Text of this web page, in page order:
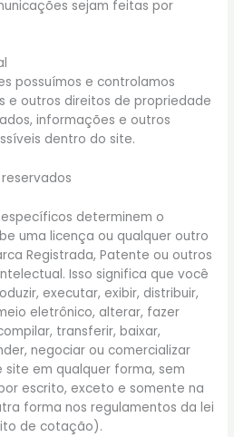
sejam feitas por
possuímos e controlamos
e outros direitos de propriedade
informações e outros
dentro do site.
determinem o
uma licença ou qualquer outro
Registrada, Patente ou outros
Isso significa que você
executar, exibir, distribuir,
eletrônico, alterar, fazer
transferir, baixar,
negociar ou comercializar
site em qualquer forma, sem
escrito, exceto e somente na
forma nos regulamentos da lei
de cotação).